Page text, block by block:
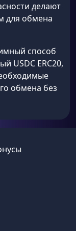
делают
для обмена
способ
USDC ERC20,
обмена без